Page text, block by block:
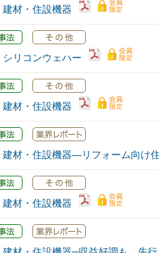
建材・住設機器
シリコンウェハー
建材・住設機器
建材・住設機器―リフォーム向け
建材・住設機器